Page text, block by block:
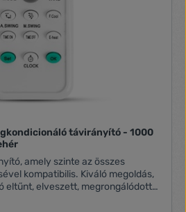
távirányító - 1000
amely szinte az összes
kompatibilis. Kiváló megoldás,
eltűnt, elveszett, megrongálódott